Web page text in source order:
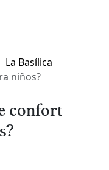
La Basílica
niños?
confort